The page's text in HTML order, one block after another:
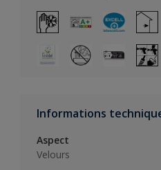
Informations
Aspect
Velours